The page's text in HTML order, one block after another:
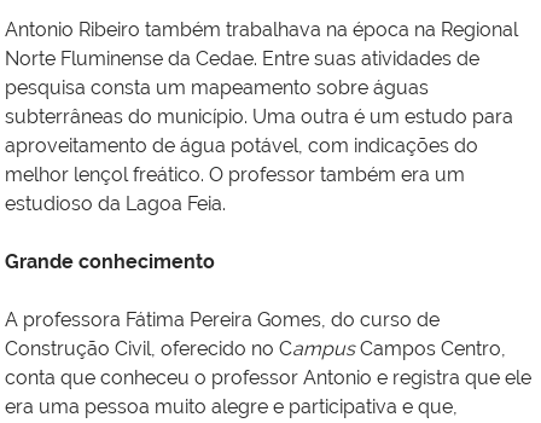
Antonio Ribeiro também trabalhava na época na Regional
Norte Fluminense da Cedae. Entre suas atividades de
pesquisa consta um mapeamento sobre águas
subterrâneas do município. Uma outra é um estudo para
aproveitamento de água potável, com indicações do
melhor lençol freático. O professor também era um
estudioso da Lagoa Feia.
Grande conhecimento
A professora Fátima Pereira Gomes, do curso de
Construção Civil, oferecido no CampusCampos Centro,
conta que conheceu o professor Antonio e registra que ele
era uma pessoa muito alegre e participativa e que,